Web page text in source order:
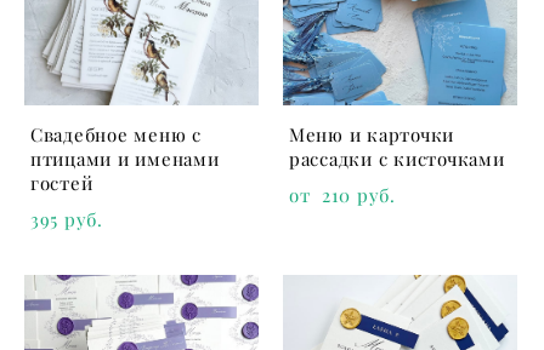
Свадебное меню с
птицами и именами
гостей
395 pуб.
Меню и карточки
рассадки с кисточками
от 210 pуб.